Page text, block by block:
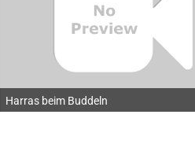
Harras beim Buddeln